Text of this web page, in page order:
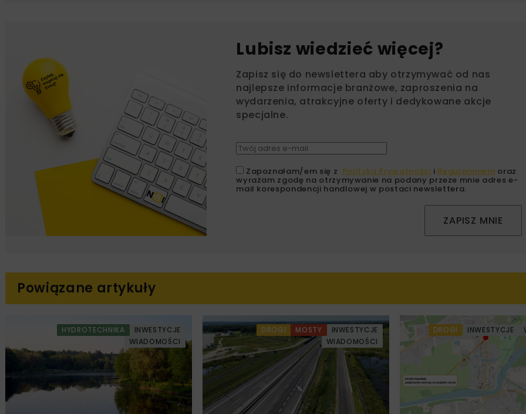
Lubisz wiedzieć więcej?
Zapisz się do newslettera aby otrzymywać od nas
najlepsze informacje branżowe, zaproszenia na
wydarzenia, atrakcyjne oferty i dedykowane akcje
specjalne.
Zapoznałam/em się z Polityką Prywatności i Regulaminem oraz
wyrażam zgodę na otrzymywanie na podany przeze mnie adres e-
mail korespondencji handlowej w postaci newslettera.
ZAPISZ MNIE
Powiązane artykuły
HYDROTECHNIKA
INWESTYCJE
WIADOMOŚCI
DROGI MOSTY
INWESTYCJE
WIADOMOŚCI
DROGI INWESTYCJE